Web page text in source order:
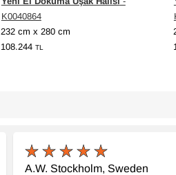
K0040864
232 cm x 280 cm
108.244 TL
A.W. Stockholm, Sweden